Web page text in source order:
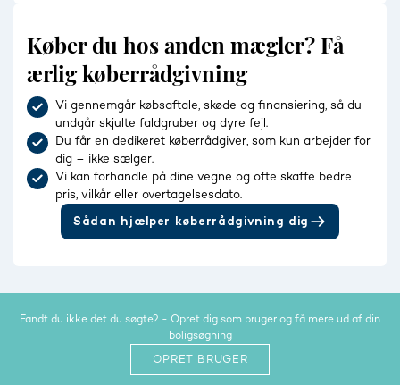
Køber du hos anden mægler? Få
ærlig køberrådgivning
Vi gennemgår købsaftale, skøde og finansiering, så du
undgår skjulte faldgruber og dyre fejl.
Du får en dedikeret køberrådgiver, som kun arbejder for
dig – ikke sælger.
Vi kan forhandle på dine vegne og ofte skaffe bedre
pris, vilkår eller overtagelsesdato.
Sådan hjælper køberrådgivning dig
Fandt du ikke det du søgte? - Opret dig som bruger og få mere ud af din
boligsøgning
OPRET BRUGER